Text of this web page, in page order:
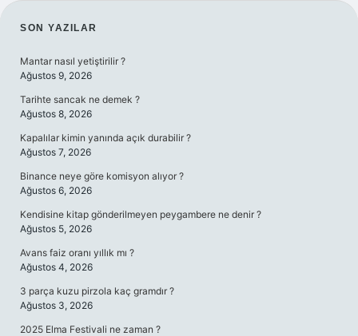
SIDEBAR
SON YAZILAR
Mantar nasıl yetiştirilir ?
Ağustos 9, 2026
Tarihte sancak ne demek ?
Ağustos 8, 2026
Kapalılar kimin yanında açık durabilir ?
Ağustos 7, 2026
Binance neye göre komisyon alıyor ?
Ağustos 6, 2026
Kendisine kitap gönderilmeyen peygambere ne denir ?
Ağustos 5, 2026
Avans faiz oranı yıllık mı ?
Ağustos 4, 2026
3 parça kuzu pirzola kaç gramdır ?
Ağustos 3, 2026
2025 Elma Festivali ne zaman ?